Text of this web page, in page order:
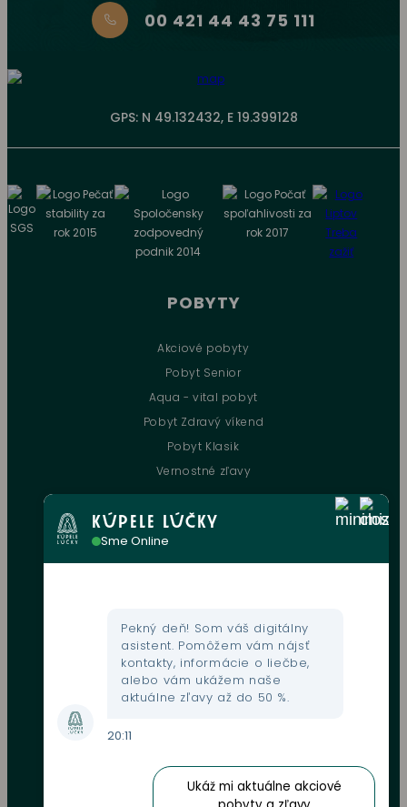
00 421 44 43 75 111
GPS: N 49.132432, E 19.399128
POBYTY
Akciové pobyty
Pobyt Senior
Aqua - vital pobyt
Pobyt Zdravý víkend
Pobyt Klasik
Vernostné zľavy
UŽITOČNÉ INFORMÁCIE
Mapa areálu
Webkamera
Fondy EU
Zľavové karty
Oznamovanie protispoločenskej činnosti
KÚPELE LÚČKY
Sme Online
Pekný deň! Som váš digitálny
asistent. Pomôžem vám nájsť
kontakty, informácie o liečbe,
alebo vám ukážem naše
aktuálne zľavy až do 50 %.
20:11
Ukáž mi aktuálne akciové